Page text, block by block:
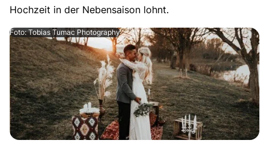
Hochzeit in der Nebensaison lohnt.
Foto: Tobias Tumac Photography